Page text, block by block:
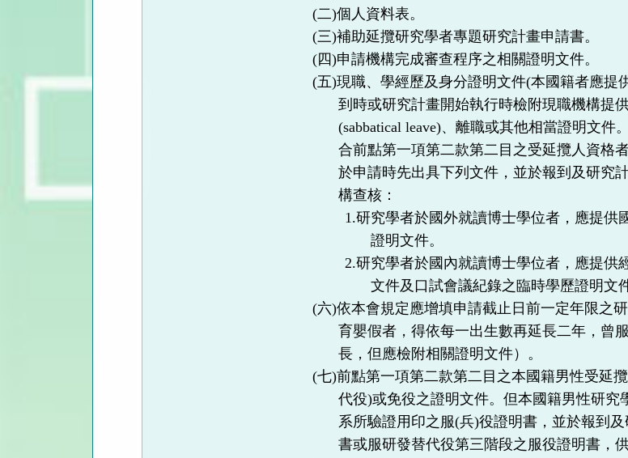
(二)個人資料表。
(三)補助延攬研究學者專題研究計畫申請書。
(四)申請機構完成審查程序之相關證明文件。
(五)現職、學經歷及身分證明文件(本國籍者應提
到時或研究計畫開始執行時檢附現職機構提
(sabbatical leave)、離職或其他相當證明文件
合前點第一項第二款第二目之受延攬人資格
於申請時先出具下列文件，並於報到及研究
構查核：
1.研究學者於國外就讀博士學位者，應提供
證明文件。
2.研究學者於國內就讀博士學位者，應提供
文件及口試會議紀錄之臨時學歷證明文
(六)依本會規定應增填申請截止日前一定年限之
育嬰假者，得依每一出生數再延長二年，曾
長，但應檢附相關證明文件）。
(七)前點第一項第二款第二目之本國籍男性受延
代役)或免役之證明文件。但本國籍男性研
系所驗證用印之服(兵)役證明書，並於報到
書或服研發替代役第三階段之服役證明書，